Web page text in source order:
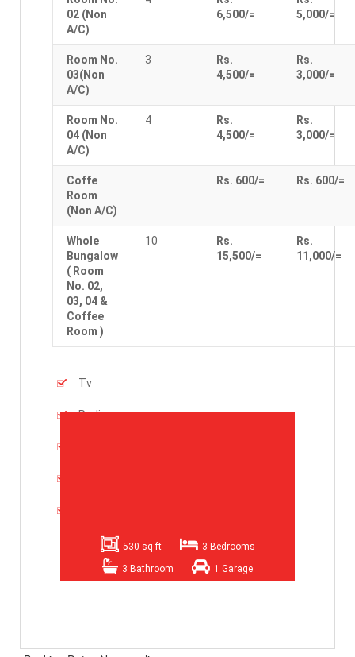
02 (Non
A/C)
6,500/=
5,000/=
Room No.
03(Non
A/C)
3
Rs.
4,500/=
Rs.
3,000/=
Room No.
04 (Non
A/C)
4
Rs.
4,500/=
Rs.
3,000/=
Coffe
Room
(Non A/C)
Rs. 600/= Rs. 600/=
Whole
Bungalow
( Room
No. 02,
03, 04 &
Coffee
Room )
10
Rs.
15,500/=
Rs.
11,000/=
Tv
Radio
530 sq ft
3 Bedrooms
3 Bathroom
1 Garage